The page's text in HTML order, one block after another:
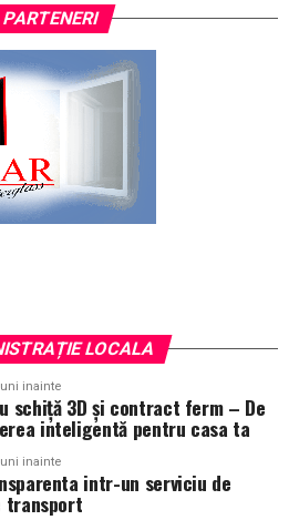
PARTENERI
LOCALA
inainte
schiță 3D și contract ferm – De
inteligentă pentru casa ta
inainte
intr-un serviciu de
transport